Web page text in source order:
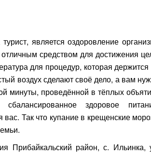
является оздоровление
средством для достижения
для процедур, которая держится
воздух сделают своё дело, а вам
минуты, проведённой в тёплых
здоровое
Так что купание в крещенские
Прибайкальский район, с. Ильинка,